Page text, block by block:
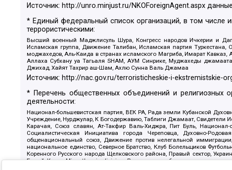
Источник: http://unro.minjust.ru/NKOForeignAgent.aspx
* Единый федеральный список организаций, в том числе
террористическими:
Высший военный Маджлисуль Шура, Конгресс народов Ичкерии и
Исламская группа, Движение Талибан, Исламская партия
моджахедов, Аль-Каида в странах исламского Магриба, Имарат
Аллаха Субхану уа Тагьаля SHAM, АУМ Синрике, Муджахеды
Джихад, Хайят Тахрир аш-Шам, Ахлю Сунна Валь Джамаа
Источник: http://nac.gov.ru/terroristicheskie-i-ekstremistskie-
* Перечень общественных объединений и религиозных
деятельности:
Национал-большевистская партия, ВЕК РА, Рада земли Кубанской
Учреждение, Нурджулар, К Богодержавию, Таблиги Джамаат, Свидетели
Карачая, Союз славян, Ат-Такфир Валь-Хиджра, Пит Буль,
Социалистическая Инициатива города Череповца, Духовно-
общенациональный союз, Движение против нелегальной
национальное единство, Северное Братство, Клуб Болельщиков
Коренного Русского народа Щелковского района, Правый сектор,
Белый Крест, Misanthropic division, Религиозное объединение